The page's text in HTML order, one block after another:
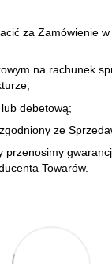
za Zamówienie
na rachunek
debetową;
ze
przenosimy
Towarów.